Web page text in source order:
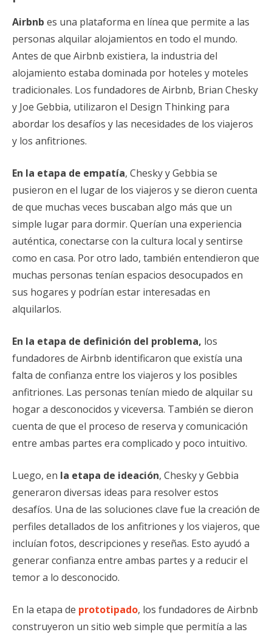
Airbnb es una plataforma en línea que permite a las
personas alquilar alojamientos en todo el mundo.
Antes de que Airbnb existiera, la industria del
alojamiento estaba dominada por hoteles y moteles
tradicionales. Los fundadores de Airbnb, Brian Chesky
y Joe Gebbia, utilizaron el Design Thinking para
abordar los desafíos y las necesidades de los viajeros
y los anfitriones.
En la etapa de empatía, Chesky y Gebbia se
pusieron en el lugar de los viajeros y se dieron cuenta
de que muchas veces buscaban algo más que un
simple lugar para dormir. Querían una experiencia
auténtica, conectarse con la cultura local y sentirse
como en casa. Por otro lado, también entendieron que
muchas personas tenían espacios desocupados en
sus hogares y podrían estar interesadas en
alquilarlos.
En la etapa de definición del problema, los
fundadores de Airbnb identificaron que existía una
falta de confianza entre los viajeros y los posibles
anfitriones. Las personas tenían miedo de alquilar su
hogar a desconocidos y viceversa. También se dieron
cuenta de que el proceso de reserva y comunicación
entre ambas partes era complicado y poco intuitivo.
Luego, en la etapa de ideación, Chesky y Gebbia
generaron diversas ideas para resolver estos
desafíos. Una de las soluciones clave fue la creación de
perfiles detallados de los anfitriones y los viajeros, que
incluían fotos, descripciones y reseñas. Esto ayudó a
generar confianza entre ambas partes y a reducir el
temor a lo desconocido.
En la etapa de prototipado, los fundadores de Airbnb
construyeron un sitio web simple que permitía a las